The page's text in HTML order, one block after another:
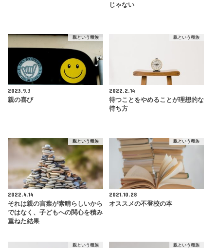
じゃない
親という種族
2023.9.3
親の喜び
親という種族
2022.2.14
待つことをやめることが理想的な
待ち方
親という種族
2022.4.14
それは親の言葉が素晴らしいから
ではなく、子どもへの関心を積み
重ねた結果
親という種族
2021.10.28
オススメの不登校の本
親という種族 親という種族